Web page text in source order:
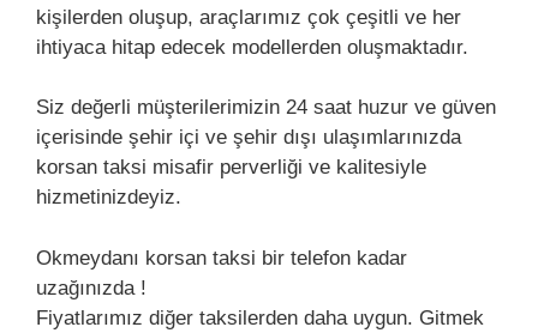
kişilerden oluşup, araçlarımız çok çeşitli ve her
ihtiyaca hitap edecek modellerden oluşmaktadır.
Siz değerli müşterilerimizin 24 saat huzur ve güven
içerisinde şehir içi ve şehir dışı ulaşımlarınızda
korsan taksi misafir perverliği ve kalitesiyle
hizmetinizdeyiz.
Okmeydanı korsan taksi bir telefon kadar
uzağınızda !
Fiyatlarımız diğer taksilerden daha uygun. Gitmek